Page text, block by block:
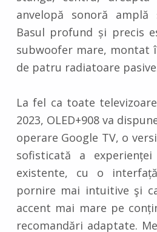
anvelopă sonoră
Basul profund și precis
subwoofer mare, montat
de patru radiatoare
La fel ca toate
2023, OLED+908 va
operare Google TV, o
sofisticată a
existente, cu o
pornire mai intuitive şi
accent mai mare pe
recomandări adaptate.